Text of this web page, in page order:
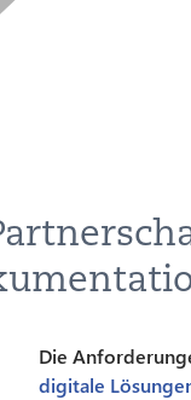
Die
digitale